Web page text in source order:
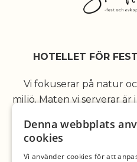
HOTELLET FÖR
Vi fokuserar på natur
miljö. Maten vi serverar
och ekologiskt
Denna webbplats
cookies
Vi använder cookies för att